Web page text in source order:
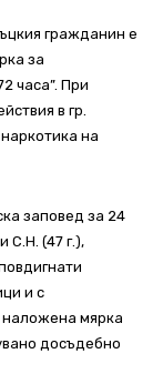
гражданин е
за
часа”. При
в гр.
на
заповед за 24
С.Н. (47 г.),
и с
мярка
досъдебно